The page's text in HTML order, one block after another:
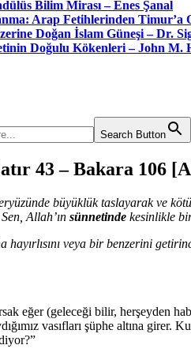
Bilim Mirası – Enes Şanal
Arap Fetihlerinden Timur’a
Doğan İslam Güneşi – Dr.
Doğulu Kökenleri – John M.
Search Button
43 – Bakara 106
büyüklük taslayarak ve
Allah’ın sünnetinde kesinlikle
hayırlısını veya bir benzerini
eğer (geleceği bilir, herşeyden
vasıfları şüphe altına